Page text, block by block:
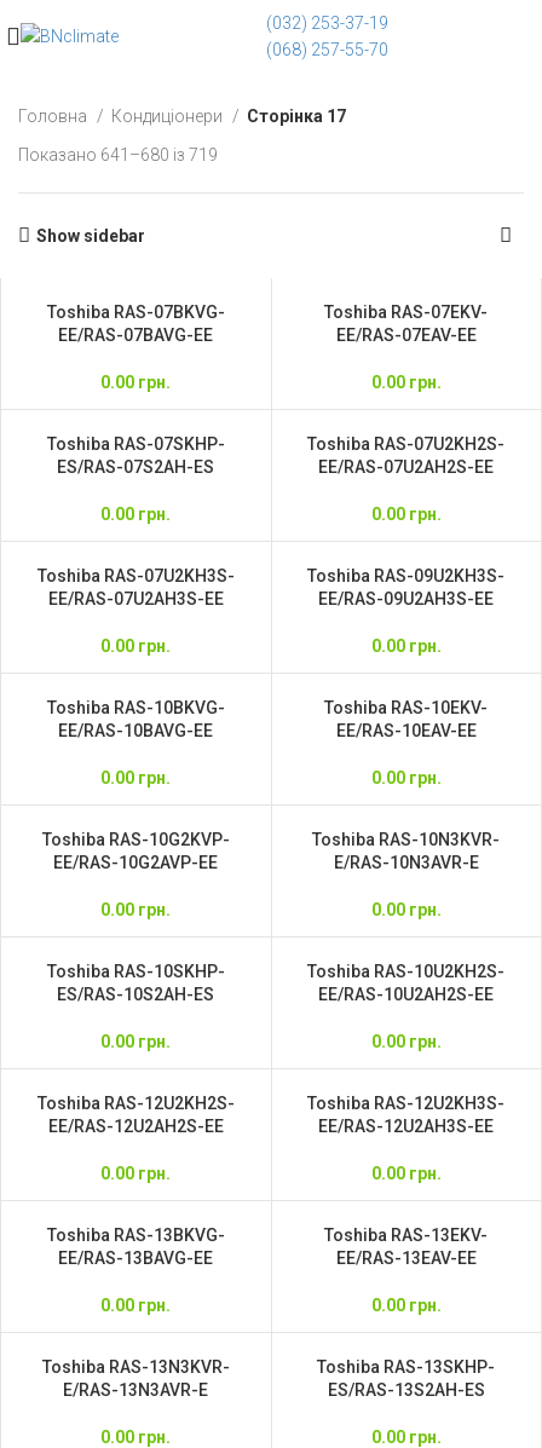
(032) 253-37-19
(068) 257-55-70
Головна Кондиціонери
Сторінка 17
Показано 641–680 із 719
Show sidebar
Toshiba RAS-07BKVG-
EE/RAS-07BAVG-EE
0.00 грн.
Toshiba RAS-07EKV-
EE/RAS-07EAV-EE
0.00 грн.
Toshiba RAS-07SKHP-
ES/RAS-07S2AH-ES
0.00 грн.
Toshiba RAS-07U2KH2S-
EE/RAS-07U2AH2S-EE
0.00 грн.
Toshiba RAS-07U2KH3S-
EE/RAS-07U2AH3S-EE
0.00 грн.
Toshiba RAS-09U2KH3S-
EE/RAS-09U2AH3S-EE
0.00 грн.
Toshiba RAS-10BKVG-
EE/RAS-10BAVG-EE
0.00 грн.
Toshiba RAS-10EKV-
EE/RAS-10EAV-EE
0.00 грн.
Toshiba RAS-10G2KVP-
EE/RAS-10G2AVP-EE
0.00 грн.
Toshiba RAS-10N3KVR-
E/RAS-10N3AVR-E
0.00 грн.
Toshiba RAS-10SKHP-
ES/RAS-10S2AH-ES
0.00 грн.
Toshiba RAS-10U2KH2S-
EE/RAS-10U2AH2S-EE
0.00 грн.
Toshiba RAS-12U2KH2S-
EE/RAS-12U2AH2S-EE
0.00 грн.
Toshiba RAS-12U2KH3S-
EE/RAS-12U2AH3S-EE
0.00 грн.
Toshiba RAS-13BKVG-
EE/RAS-13BAVG-EE
0.00 грн.
Toshiba RAS-13EKV-
EE/RAS-13EAV-EE
0.00 грн.
Toshiba RAS-13N3KVR-
E/RAS-13N3AVR-E
0.00 грн.
Toshiba RAS-13SKHP-
ES/RAS-13S2AH-ES
0.00 грн.